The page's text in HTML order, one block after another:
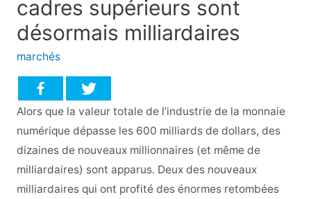
cadres supérieurs sont
désormais milliardaires
marchés
Alors que la valeur totale de l’industrie de la monnaie
numérique dépasse les 600 milliards de dollars, des
dizaines de nouveaux millionnaires (et même de
milliardaires) sont apparus. Deux des nouveaux
milliardaires qui ont profité des énormes retombées